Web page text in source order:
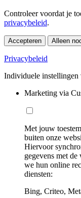
Controleer voordat je
privacybeleid.
Accepteren Alleen
Privacybeleid
Individuele instellingen
Marketing via
Met jouw
buiten onze
Hiervoor
gegevens met
we hun online
diensten:
Bing, Criteo,